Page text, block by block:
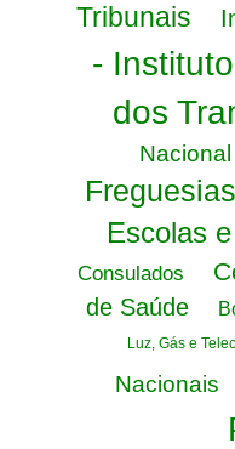
Tribunais
-
dos
Freguesias
Escolas
Consulados
de Saúde
Luz, Gás e
Nacionais